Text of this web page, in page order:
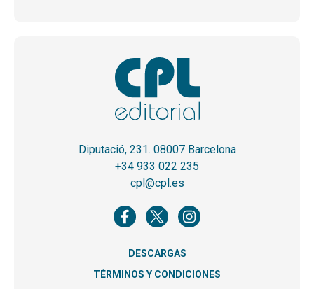
Diputació, 231. 08007 Barcelona
+34 933 022 235
cpl@cpl.es
DESCARGAS
TÉRMINOS Y CONDICIONES